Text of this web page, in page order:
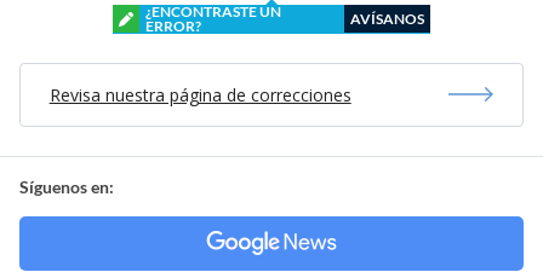
¿ENCONTRASTE UN
ERROR?
AVÍSANOS
Revisa nuestra página de correcciones
Síguenos en: